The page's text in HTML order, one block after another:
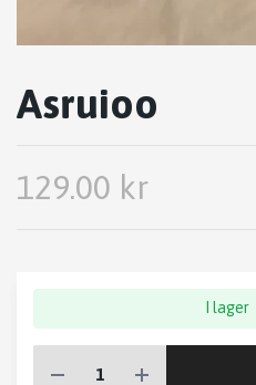
Asruioo
129.00 kr
I lager